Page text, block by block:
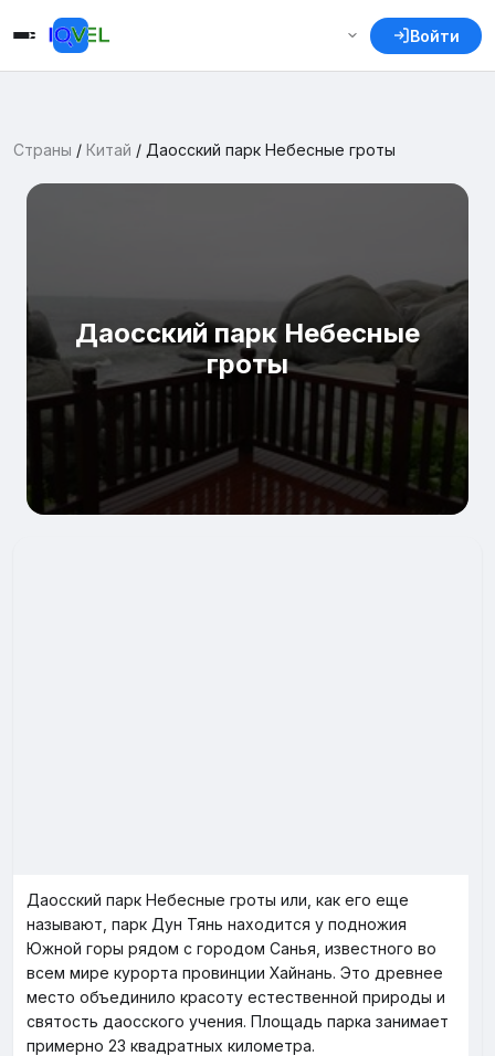
Войти
Страны / Китай / Даосский парк Небесные гроты
Даосский парк Небесные
гроты
Даосский парк Небесные гроты или, как его еще
называют, парк Дун Тянь находится у подножия
Южной горы рядом с городом Санья, известного во
всем мире курорта провинции Хайнань. Это древнее
место объединило красоту естественной природы и
святость даосского учения. Площадь парка занимает
примерно 23 квадратных километра.